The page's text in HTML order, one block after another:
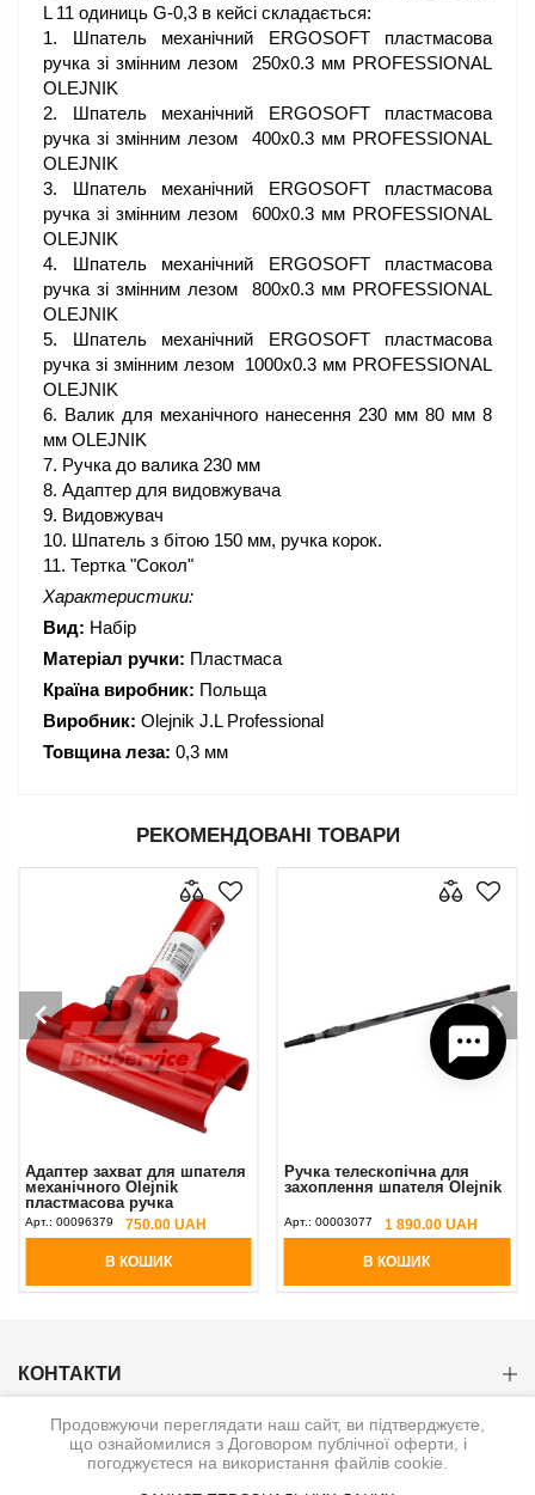
L 11 одиниць G-0,3 в кейсі складається:
1. Шпатель механічний ERGOSOFT пластмасова
ручка зі змінним лезом 250х0.3 мм PROFESSIONAL
OLEJNIK
2. Шпатель механічний ERGOSOFT пластмасова
ручка зі змінним лезом 400х0.3 мм PROFESSIONAL
OLEJNIK
3. Шпатель механічний ERGOSOFT пластмасова
ручка зі змінним лезом 600х0.3 мм PROFESSIONAL
OLEJNIK
4. Шпатель механічний ERGOSOFT пластмасова
ручка зі змінним лезом 800х0.3 мм PROFESSIONAL
OLEJNIK
5. Шпатель механічний ERGOSOFT пластмасова
ручка зі змінним лезом 1000х0.3 мм PROFESSIONAL
OLEJNIK
6. Валик для механічного нанесення 230 мм 80 мм 8
мм OLEJNIK
7. Ручка до валика 230 мм
8. Адаптер для видовжувача
9. Видовжувач
10. Шпатель з бітою 150 мм, ручка корок.
11. Тертка "Сокол"
Характеристики:
Вид: Набір
Матеріал ручки: Пластмаса
Країна виробник: Польща
Виробник: Olejnik J.L Professional
Товщина леза: 0,3 мм
РЕКОМЕНДОВАНІ ТОВАРИ
Адаптер захват для шпателя
механічного Olejnik
пластмасова ручка
Арт.: 00096379 750.00 UAH
В КОШИК
Ручка телескопічна для
захоплення шпателя Olejnik
Арт.: 00003077 1 890.00 UAH
В КОШИК
КОНТАКТИ
КАТЕГОРІЇ
Продовжуючи переглядати наш сайт, ви підтверджуєте,
що ознайомилися з Договором публічної оферти, і
погоджуєтеся на використання файлів cookie.